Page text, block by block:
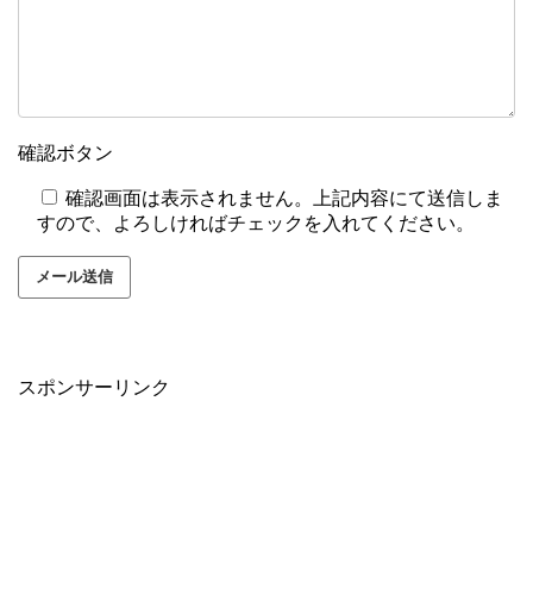
確認ボタン
確認画面は表示されません。上記内容にて送信しま
すので、よろしければチェックを入れてください。
スポンサーリンク